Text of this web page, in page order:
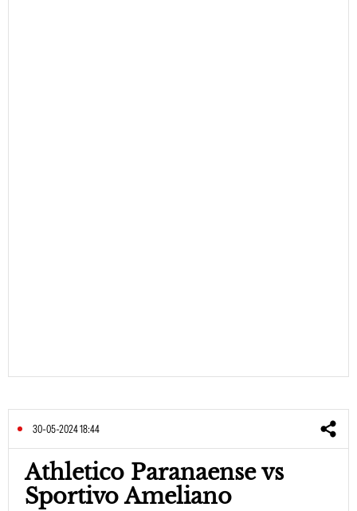
30-05-2024 18:44
Athletico Paranaense vs
Sportivo Ameliano